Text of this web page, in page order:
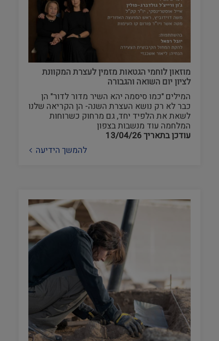
מוזאון לוחמי הגטאות מזמין לעצרת המקוונת
לציון יום השואה והגבורה
המילים "כמו סיסמה יהא השיר מדור לדור" הן
כבר לא רק נושא העצרת השנה- הן הקריאה שלנו
לשאת את הלפיד יחד, גם מרחוק כשרוחות
המלחמה עוד מנשבות בצפון
עודכן בתאריך 13/04/26
להמשך הידיעה